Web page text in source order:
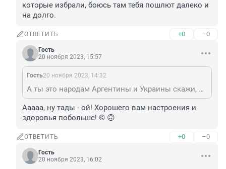
которые избрали, боюсь там тебя пошлют далеко и
на долго.
ОТВЕТИТЬ +0 –0
Гость
20 ноября 2023, 15:57
Гость20 ноября 2023, 14:32
А ты это народам Аргентины и Украины скажи, которые избрали, боюсь там тебя пошлют далеко и на долго.
Ааааа, ну тады - ой! Хорошего вам настроения и
здоровья побольше! © 🙃
ОТВЕТИТЬ +0 –0
Гость
20 ноября 2023, 16:02